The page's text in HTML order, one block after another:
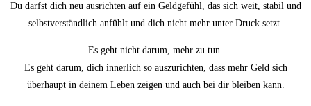
Du darfst dich neu ausrichten auf ein Geldgefühl, das sich weit, stabil und
selbstverständlich anfühlt und dich nicht mehr unter Druck setzt.
Es geht nicht darum, mehr zu tun.
Es geht darum, dich innerlich so auszurichten, dass mehr Geld sich
überhaupt in deinem Leben zeigen und auch bei dir bleiben kann.